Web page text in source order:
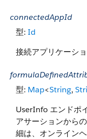
connectedAppId
型: Id
接続アプリケーシ
型: Map<String,
UserInfo エンドポ
アサーションから
細は、オンライン